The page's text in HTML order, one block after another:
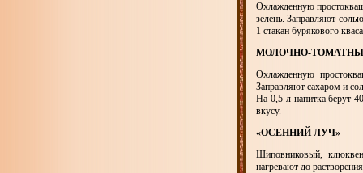
Охлажденную
зелень. Заправляют
1 стакан бурякового
МОЛОЧНО-
Охлажденную
Заправляют сахаром и
На 0,5 л напитка берут
вкусу.
«ОСЕННИЙ ЛУЧ»
Шиповниковый,
нагревают до